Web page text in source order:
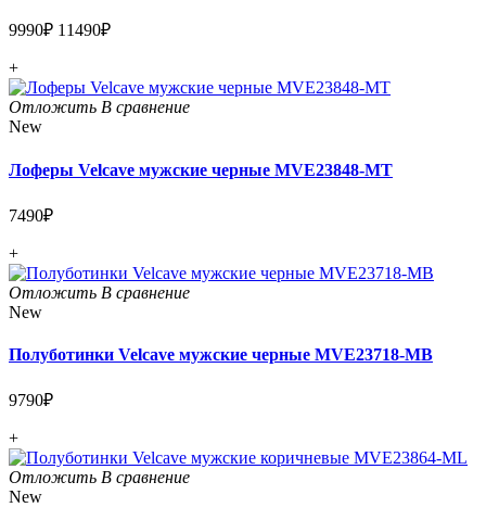
9990₽ 11490₽
+
Отложить В сравнение
New
Лоферы Velcave мужские черные MVE23848-MT
7490₽
+
Отложить В сравнение
New
Полуботинки Velcave мужские черные MVE23718-MB
9790₽
+
Отложить В сравнение
New